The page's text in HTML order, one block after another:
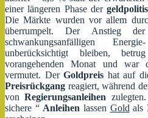
einer längeren Phase der
Die Märkte wurden vor allem
überrumpelt. Der Anstieg
schwankungsanfälligen
unberücksichtigt bleiben,
vorangehenden Monat und
vermutet. DerGoldpreis hat auf
Preisrückgang reagiert, während
vonRegierungsanleihen
sichere “ Anleihen lassen Gold als